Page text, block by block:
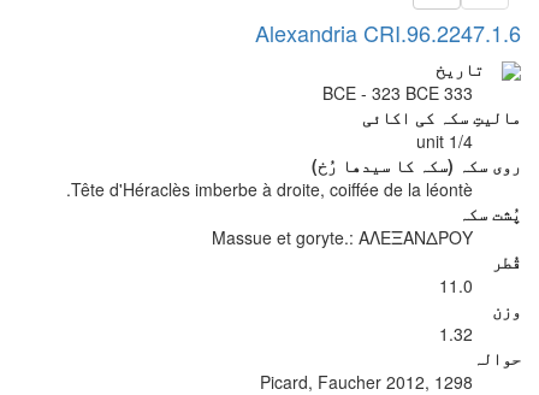
Alexandria CRI.96.2247.1.6
تاریخ
333 BCE - 323 BCE
مالیتِ سکہ کی اکائی
1/4 unit
روی سکہ (سکہ کا سیدھا رُخ)
Tête d'Héraclès imberbe à droite, coiffée de la léontè.
پُشت سکہ
Massue et goryte.: ΑΛΕΞΑΝΔΡΟΥ
قُطر
11.0
وزن
1.32
حوالہ
Picard, Faucher 2012, 1298